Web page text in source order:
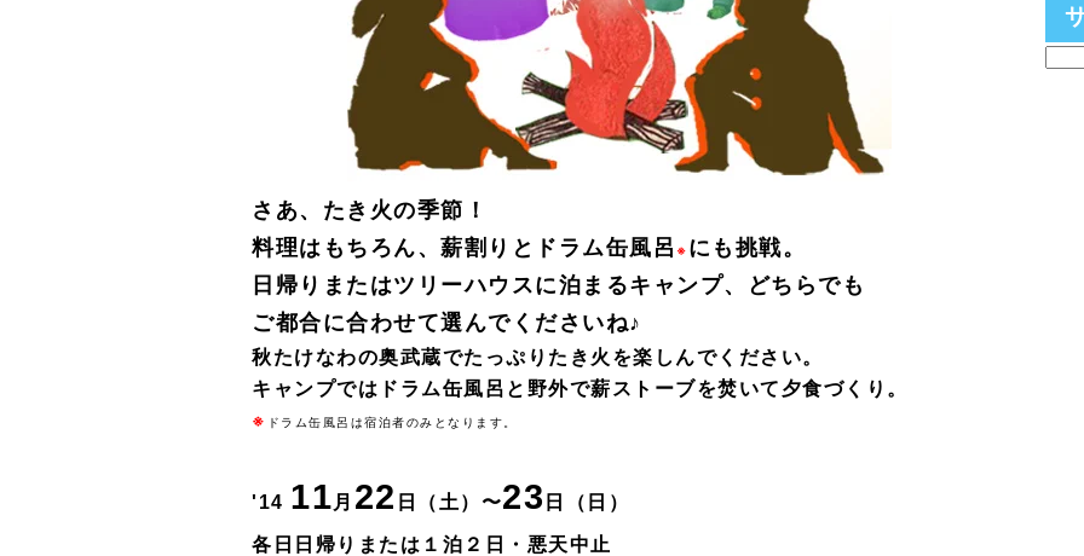
さあ、たき火の季節！
料理はもちろん、 薪割りとドラム缶風呂 ※ にも挑戦。
日帰りまたはツリーハウスに泊まるキャンプ、どちらでも
ご都合に合わせて選んでくださいね♪
秋たけなわの奥武蔵でたっぷりたき火を楽しんでください。
キャンプではドラム缶風呂と 野外で薪ストーブを焚いて夕食づくり。
※ ドラム缶風呂は宿泊者のみとなります。
'14 11 月 22 日 （土） 〜23 日 （日）
各日日帰りまたは １泊２日・ 悪天中止